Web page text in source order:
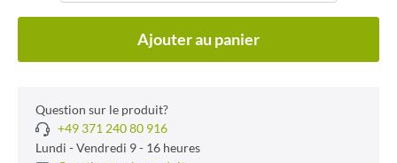
Ajouter au panier
Question sur le produit?
+49 371 240 80 916
Lundi - Vendredi 9 - 16 heures